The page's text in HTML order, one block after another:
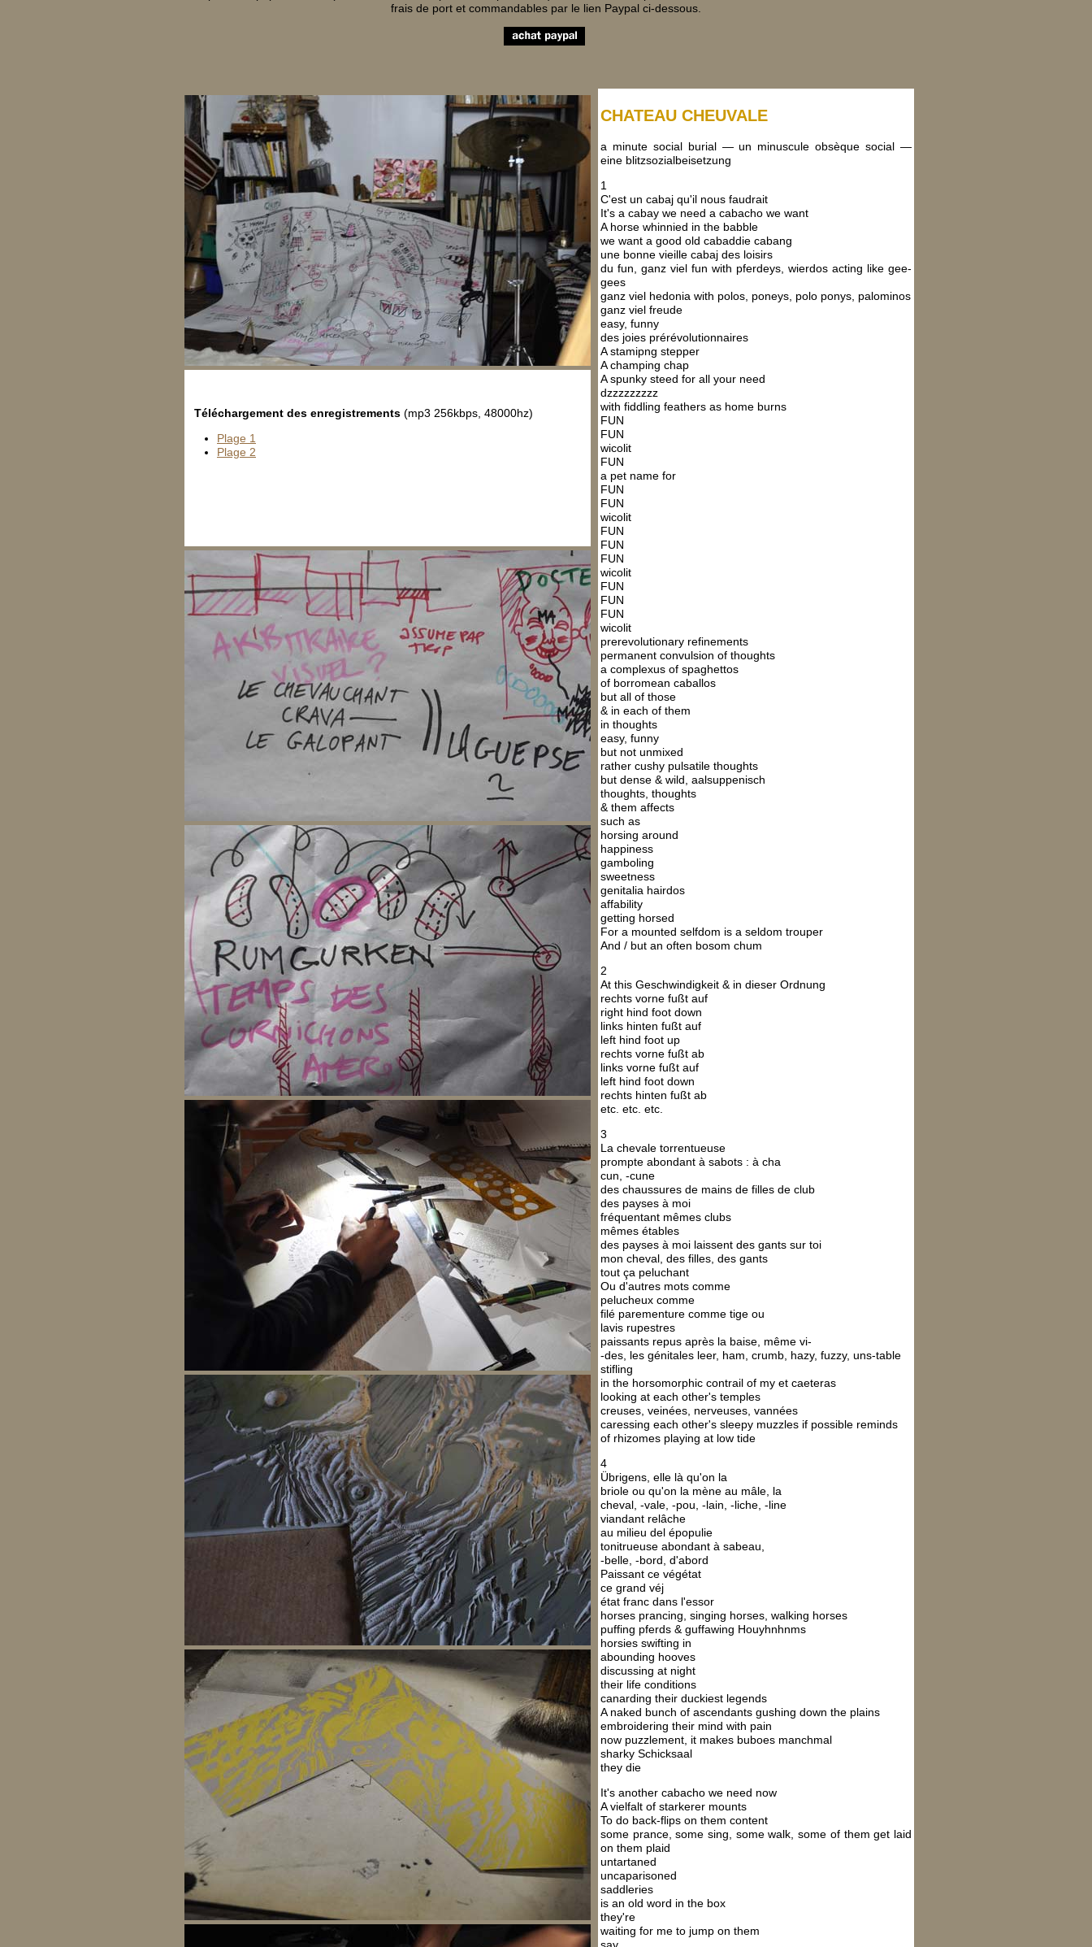
frais de port et commandables par le lien Paypal ci-dessous.
Téléchargement des enregistrements (mp3 256kbps, 48000hz)
Plage 1
Plage 2
CHATEAU CHEUVALE
a minute social burial — un minuscule obsèque social —
eine blitzsozialbeisetzung
1
C'est un cabaj qu'il nous faudrait
It's a cabay we need a cabacho we want
A horse whinnied in the babble
we want a good old cabaddie cabang
une bonne vieille cabaj des loisirs
du fun, ganz viel fun with pferdeys, wierdos acting like gee-
gees
ganz viel hedonia with polos, poneys, polo ponys, palominos
ganz viel freude
easy, funny
des joies prérévolutionnaires
A stamipng stepper
A champing chap
A spunky steed for all your need
dzzzzzzzzz
with fiddling feathers as home burns
FUN
FUN
wicolit
FUN
a pet name for
FUN
FUN
wicolit
FUN
FUN
FUN
wicolit
FUN
FUN
FUN
wicolit
prerevolutionary refinements
permanent convulsion of thoughts
a complexus of spaghettos
of borromean caballos
but all of those
& in each of them
in thoughts
easy, funny
but not unmixed
rather cushy pulsatile thoughts
but dense & wild, aalsuppenisch
thoughts, thoughts
& them affects
such as
horsing around
happiness
gamboling
sweetness
genitalia hairdos
affability
getting horsed
For a mounted selfdom is a seldom trouper
And / but an often bosom chum
2
At this Geschwindigkeit & in dieser Ordnung
rechts vorne fußt auf
right hind foot down
links hinten fußt auf
left hind foot up
rechts vorne fußt ab
links vorne fußt auf
left hind foot down
rechts hinten fußt ab
etc. etc. etc.
3
La chevale torrentueuse
prompte abondant à sabots : à cha
cun, -cune
des chaussures de mains de filles de club
des payses à moi
fréquentant mêmes clubs
mêmes étables
des payses à moi laissent des gants sur toi
mon cheval, des filles, des gants
tout ça peluchant
Ou d'autres mots comme
pelucheux comme
filé parementure comme tige ou
lavis rupestres
paissants repus après la baise, même vi-
-des, les génitales leer, ham, crumb, hazy, fuzzy, uns-table
stifling
in the horsomorphic contrail of my et caeteras
looking at each other's temples
creuses, veinées, nerveuses, vannées
caressing each other's sleepy muzzles if possible reminds
of rhizomes playing at low tide
4
Übrigens, elle là qu'on la
briole ou qu'on la mène au mâle, la
cheval, -vale, -pou, -lain, -liche, -line
viandant relâche
au milieu del épopulie
tonitrueuse abondant à sabeau,
-belle, -bord, d'abord
Paissant ce végétat
ce grand véj
état franc dans l'essor
horses prancing, singing horses, walking horses
puffing pferds & guffawing Houyhnhnms
horsies swifting in
abounding hooves
discussing at night
their life conditions
canarding their duckiest legends
A naked bunch of ascendants gushing down the plains
embroidering their mind with pain
now puzzlement, it makes buboes manchmal
sharky Schicksaal
they die
It's another cabacho we need now
A vielfalt of starkerer mounts
To do back-flips on them content
some prance, some sing, some walk, some of them get laid
on them plaid
untartaned
uncaparisoned
saddleries
is an old word in the box
they're
waiting for me to jump on them